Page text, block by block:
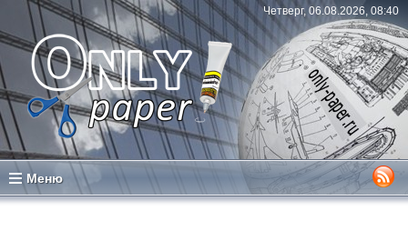
Четверг, 06.08.2026, 08:40
Меню